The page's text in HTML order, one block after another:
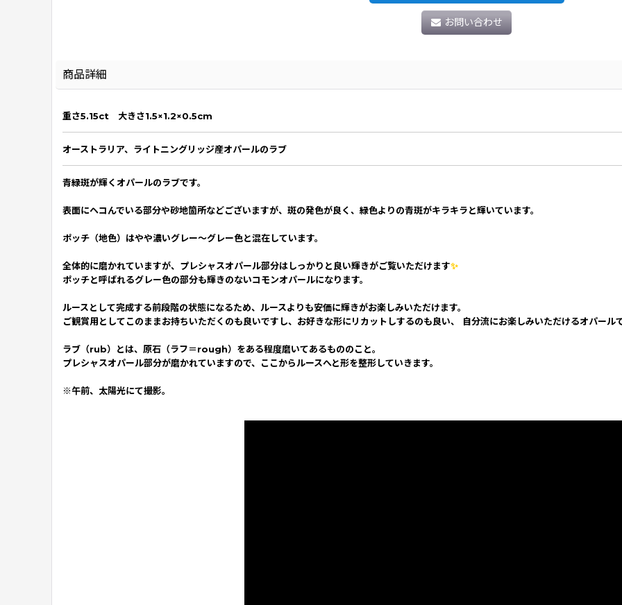
お問い合わせ
商品詳細
重さ5.15ct 大きさ1.5×1.2×0.5cm
オーストラリア、ライトニングリッジ産オパールのラブ
青緑斑が輝くオパールのラブです。
表面にヘコんでいる部分や砂地箇所などございますが、斑の発色が良く、緑色よりの青斑がキラキラと輝いています。
ポッチ（地色）はやや濃いグレー〜グレー色と混在しています。
全体的に磨かれていますが、プレシャスオパール部分はしっかりと良い輝きがご覧いただけます✨
ポッチと呼ばれるグレー色の部分も輝きのないコモンオパールになります。
ルースとして完成する前段階の状態になるため、ルースよりも安価に輝きがお楽しみいただけます。
ご観賞用としてこのままお持ちいただくのも良いですし、お好きな形にリカットしするのも良い、 自分流にお楽しみいただけるオパール
ラブ（rub）とは、原石（ラフ＝rough）をある程度磨いてあるもののこと。
プレシャスオパール部分が磨かれていますので、ここからルースへと形を整形していきます。
※午前、太陽光にて撮影。